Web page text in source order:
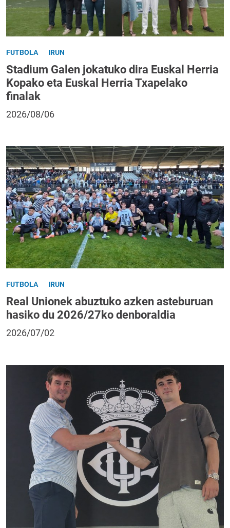
FUTBOLA IRUN
Stadium Galen jokatuko dira Euskal Herria
Kopako eta Euskal Herria Txapelako
finalak
2026/08/06
FUTBOLA IRUN
Real Unionek abuztuko azken asteburuan
hasiko du 2026/27ko denboraldia
2026/07/02